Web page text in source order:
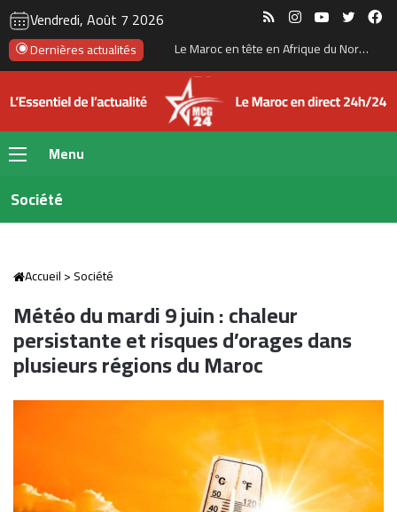
Vendredi, Août 7 2026 RSS InstagramYouTube
Dernières actualités Le Maroc en tête en Afrique du Nord pour le soutien au libre-échange et à l’ouverture internationale
Menu
Société
Accueil>Société
Météo du mardi 9 juin : chaleur
persistante et risques d’orages dans
plusieurs régions du Maroc